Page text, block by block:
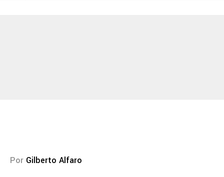
Por Gilberto Alfaro